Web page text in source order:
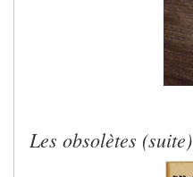
Les obsolètes (suite)